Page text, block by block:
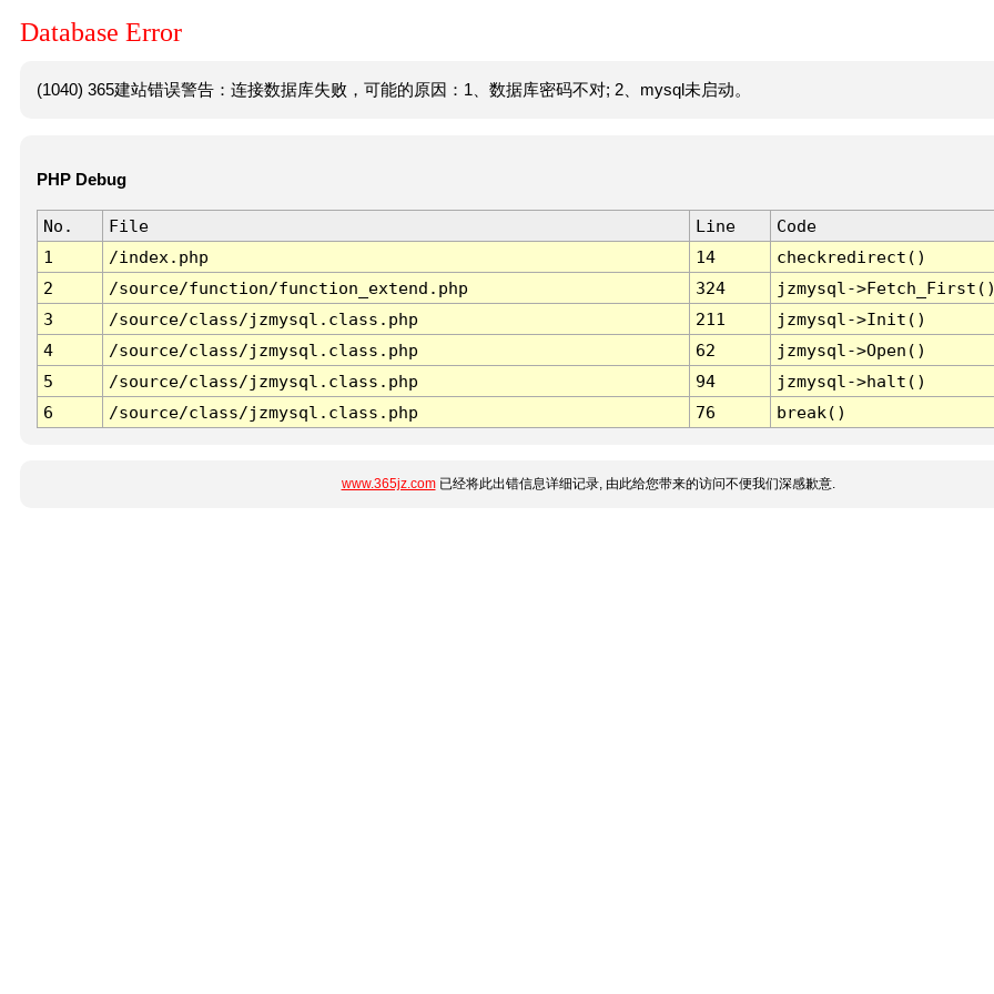
Database Error
(1040) 365建站错误警告：连接数据库失败，可能的原因：1、数据库密码不对; 2、mysql未启动。
PHP Debug
No. File Line
Code
1
/index.php 14
checkredirect()
2
/source/function/function_extend.php 324
jzmysql-
3
/source/class/jzmysql.class.php 211
jzmysql->Init()
4
/source/class/jzmysql.class.php 62
jzmysql->Open()
5
/source/class/jzmysql.class.php 94
jzmysql->halt()
6
/source/class/jzmysql.class.php 76 break()
www.365jz.com已经将此出错信息详细记录, 由此给您带来的访问不便我们深感歉意.